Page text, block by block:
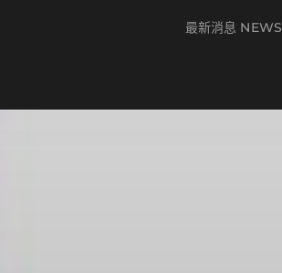
最新消息 NEWS